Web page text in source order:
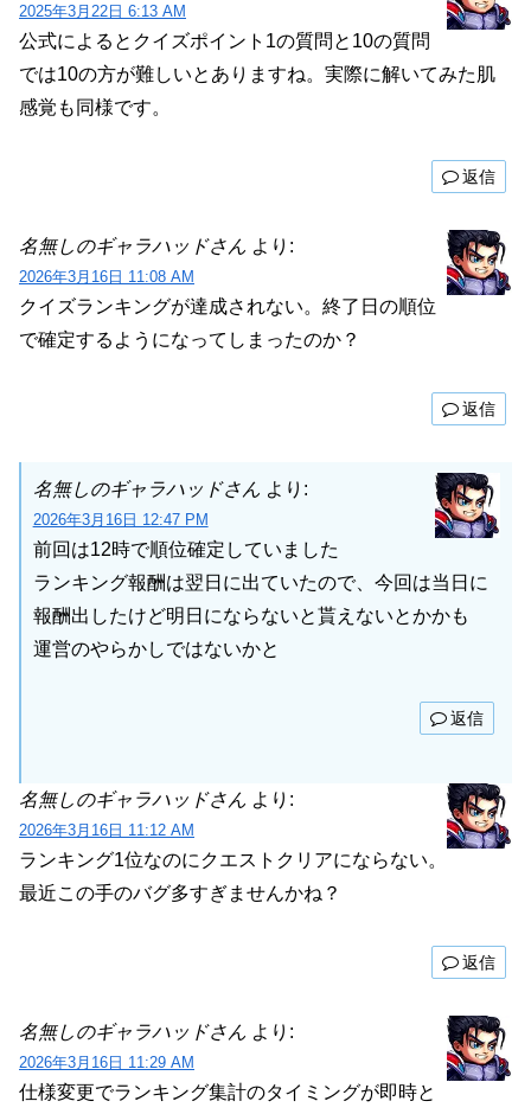
2025年3月22日 6:13 AM
公式によるとクイズポイント1の質問と10の質問
では10の方が難しいとありますね。実際に解いてみた肌
感覚も同様です。
返信
名無しのギャラハッドさん より:
2026年3月16日 11:08 AM
クイズランキングが達成されない。終了日の順位
で確定するようになってしまったのか？
返信
名無しのギャラハッドさん より:
2026年3月16日 12:47 PM
前回は12時で順位確定していました
ランキング報酬は翌日に出ていたので、今回は当日に
報酬出したけど明日にならないと貰えないとかかも
運営のやらかしではないかと
返信
名無しのギャラハッドさん より:
2026年3月16日 11:12 AM
ランキング1位なのにクエストクリアにならない。
最近この手のバグ多すぎませんかね？
返信
名無しのギャラハッドさん より:
2026年3月16日 11:29 AM
仕様変更でランキング集計のタイミングが即時と